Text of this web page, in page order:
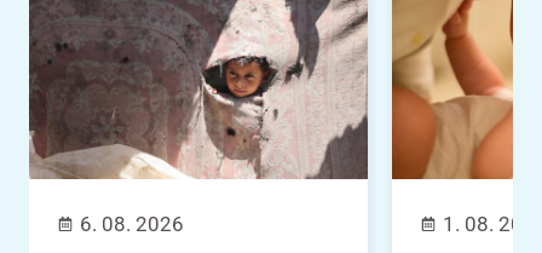
6. 08. 2026 1. 08.